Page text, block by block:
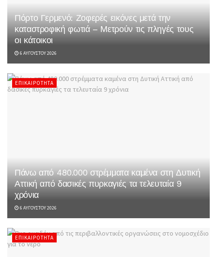
Πόρτο Γερμενό: Ζοφερές εικόνες μετά την
καταστροφική φωτιά – Μετρούν τις πληγές τους
οι κάτοικοι
6 ΑΥΓΟΎΣΤΟΥ 2026
ΕΠΙΚΑΙΡΌΤΗΤΑ
Πάνω από 480.000 στρέμματα καμένα στη Δυτική
Αττική από δασικές πυρκαγιές τα τελευταία 9
χρόνια
6 ΑΥΓΟΎΣΤΟΥ 2026
ΕΠΙΚΑΙΡΌΤΗΤΑ